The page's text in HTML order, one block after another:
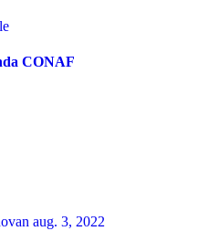
CONAF
aug. 3, 2022